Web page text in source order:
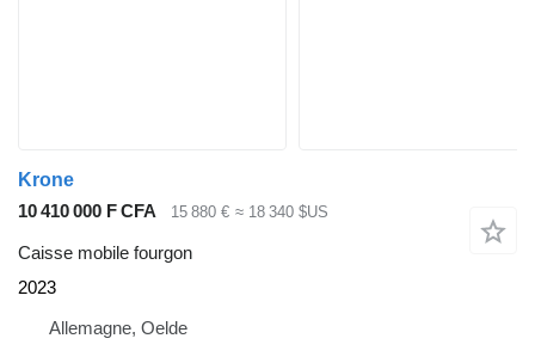
Krone
10 410 000 F CFA
15 880 € ≈ 18 340 $US
Caisse mobile fourgon
2023
Allemagne, Oelde